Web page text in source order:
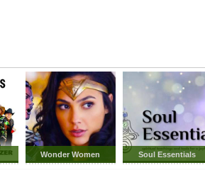
Wonder Women Soul Essentials